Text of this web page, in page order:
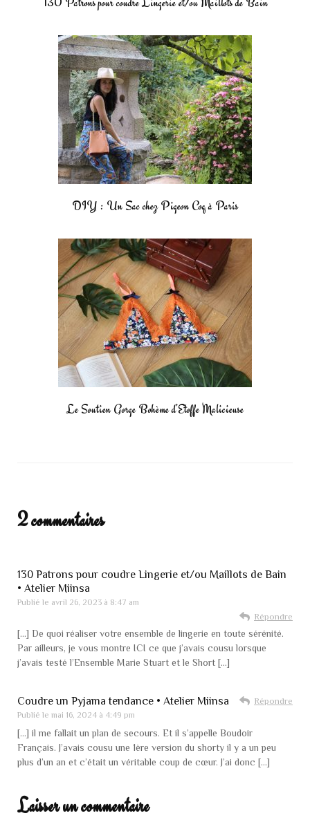
DIY : Un Sac chez Pigeon Coq à Paris
Le Soutien Gorge Bohème d’Etoffe Malicieuse
2 commentaires
130 Patrons pour coudre Lingerie et/ou Maillots de Bain
• Atelier Miinsa
Publié le avril 26, 2023 à 8:47 am
Répondre
[…] De quoi réaliser votre ensemble de lingerie en toute sérénité.
Par ailleurs, je vous montre ICI ce que j’avais cousu lorsque
j’avais testé l’Ensemble Marie Stuart et le Short […]
Coudre un Pyjama tendance • Atelier Miinsa
Publié le mai 16, 2024 à 4:49 pm
Répondre
[…] il me fallait un plan de secours. Et il s’appelle Boudoir
Français. J’avais cousu une 1ère version du shorty il y a un peu
plus d’un an et c’était un véritable coup de cœur. J’ai donc […]
Laisser un commentaire